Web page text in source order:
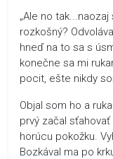
„Ale no
rozkošný?
hneď na to sa s
konečne sa mi
pocit, ešte nikdy
Objal som ho a
prvý začal
horúcu pokožku.
Bozkával ma po